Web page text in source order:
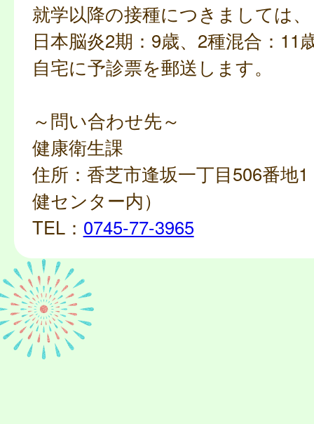
就学以降の接種につきましては、
日本脳炎2期：9歳、2種混合：
自宅に予診票を郵送します。
～問い合わせ先～
健康衛生課
住所：香芝市逢坂一丁目506番地
健センター内）
TEL： 0745-77-3965